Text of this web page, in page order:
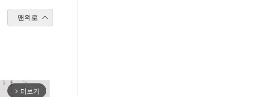
맨위로
arrow_forward_ios 더보기